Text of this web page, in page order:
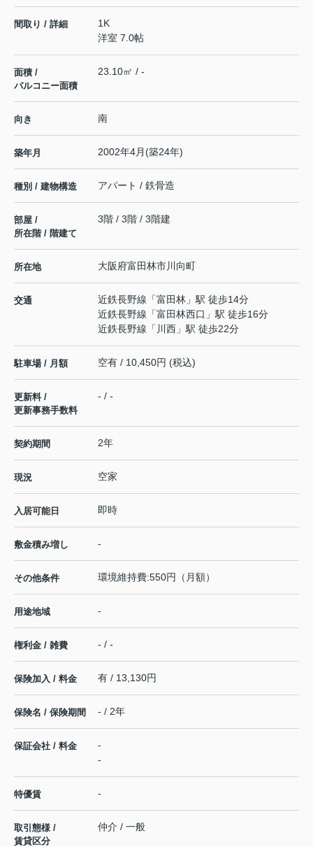
間取り / 詳細
1K
洋室 7.0帖
面積 /
バルコニー面積
23.10㎡ / -
向き 南
築年月 2002年4月(築24年)
種別 / 建物構造 アパート / 鉄骨造
部屋 /
所在階 / 階建て
3階 / 3階 / 3階建
所在地 大阪府富田林市川向町
交通 近鉄長野線 「富田林 」駅 徒歩14分
近鉄長野線 「富田林西口 」駅 徒歩16分
近鉄長野線 「 川西 」駅 徒歩22分
駐車場 / 月額 空有 / 10,450円 (税込)
更新料 /
更新事務手数料
- / -
契約期間 2年
現況 空家
入居可能日 即時
敷金積み増し -
その他条件 環境維持費:550円（月額）
用途地域 -
権利金 / 雑費 - / -
保険加入 / 料金 有 / 13,130円
保険名 / 保険期間 - / 2年
保証会社 / 料金
-
-
特優賃 -
取引態様 /
賃貸区分
仲介 / 一般